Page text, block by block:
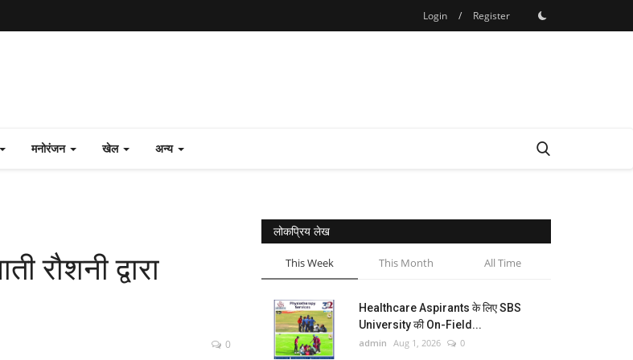
Login / Register
मनोरंजन खेल अन्य
रौशनी द्वारा
0
लोकप्रिय लेख
This Week This Month All Time
Healthcare Aspirants के लिए SBS
University की On-Field...
admin Aug 1, 2026 0